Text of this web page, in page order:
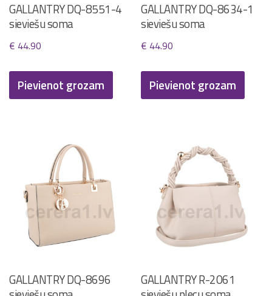
GALLANTRY DQ-8551-4
sieviešu soma
€ 44.90
Pievienot grozam
GALLANTRY DQ-8634-1
sieviešu soma
€ 44.90
Pievienot grozam
GALLANTRY DQ-8696
GALLANTRY R-2061